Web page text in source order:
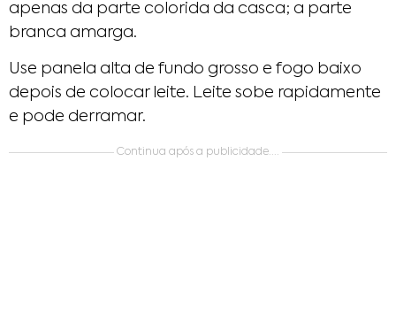
apenas da parte colorida da casca; a parte
branca amarga.
Use panela alta de fundo grosso e fogo baixo
depois de colocar leite. Leite sobe rapidamente
e pode derramar.
Continua após a publicidade....